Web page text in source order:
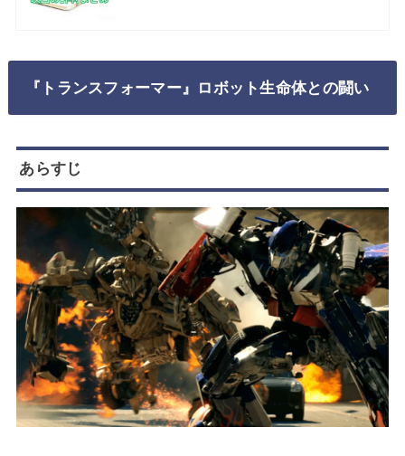
『トランスフォーマー』ロボット生命体との闘い
あらすじ